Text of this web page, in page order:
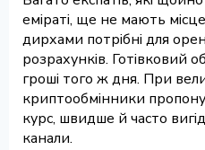
еміраті, ще не мають
дирхами потрібні для
розрахунків. Готівковий
гроші того ж дня. При
криптообмінники
курс, швидше й часто
канали.